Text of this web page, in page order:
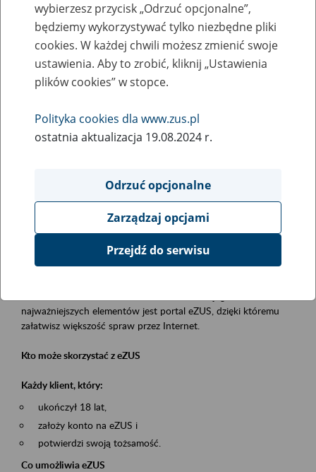
Zaproś ZUS do siebie - zakładanie profili
eZUS w siedzibie Twojej firmy
Rodzaj wydarzenia
Szkolenia
obsługa klientów
Event description
Platforma Usług Elektronicznych eZUS
najważniejszych elementów jest portal eZUS, dzięki któremu
załatwisz większość spraw przez Internet.
Kto może skorzystać z eZUS
Każdy klient, który:
ukończył 18 lat,
założy konto na eZUS i
potwierdzi swoją tożsamość.
Co umożliwia eZUS
wybierzesz przycisk „Odrzuć opcjonalne”,
będziemy wykorzystywać tylko niezbędne pliki
cookies. W każdej chwili możesz zmienić swoje
ustawienia. Aby to zrobić, kliknij „Ustawienia
plików cookies” w stopce.
Polityka cookies dla www.zus.pl
ostatnia aktualizacja 19.08.2024 r.
Odrzuć opcjonalne
Zarządzaj opcjami
Przejdź do serwisu